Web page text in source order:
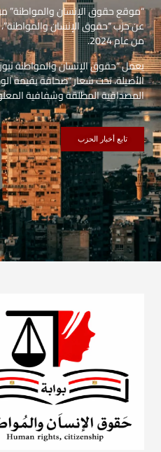
“موقع حقوق الإنسان والمواطنة”
من عام 2024.
يعمل “حقوق الإنسان والمواطنة
الأصيلة، تحت شعار “صحافة بقيمة
المصداقية المطلقة وشفافية
تابع أخبار الحزب